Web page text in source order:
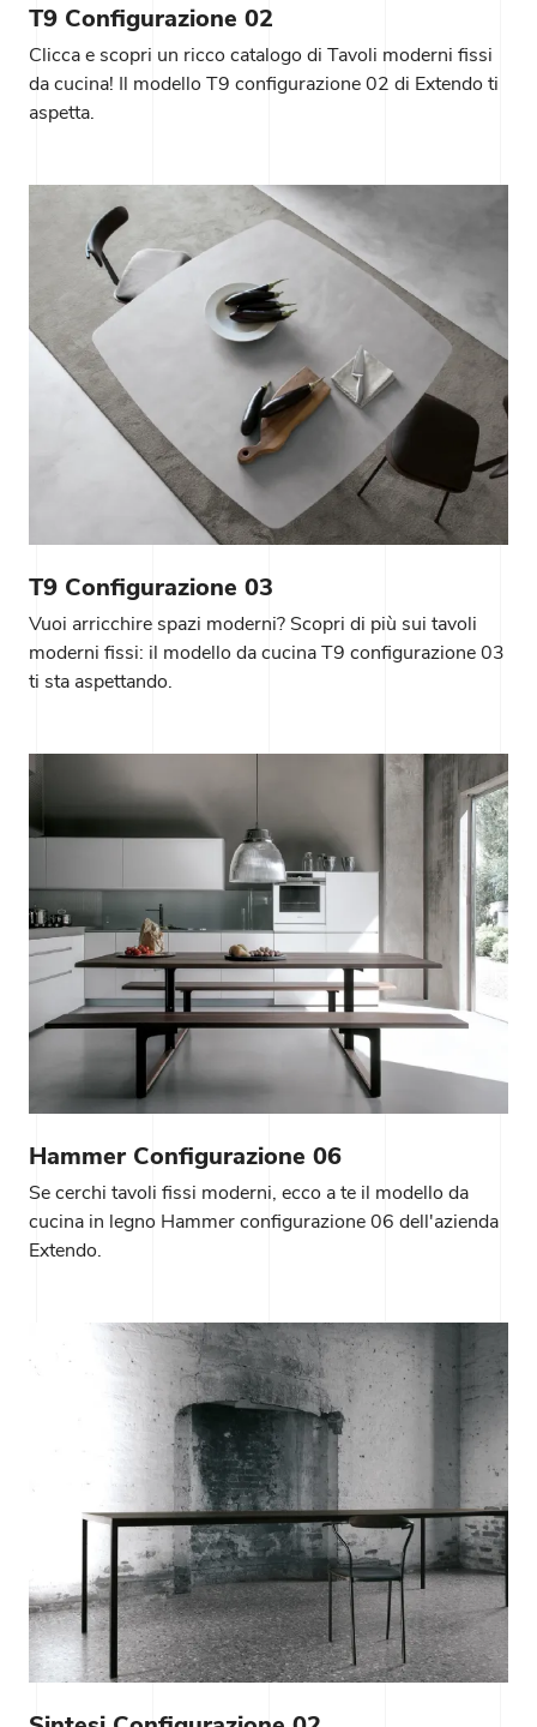
T9 Configurazione 02
Clicca e scopri un ricco catalogo di Tavoli moderni fissi
da cucina! Il modello T9 configurazione 02 di Extendo ti
aspetta.
T9 Configurazione 03
Vuoi arricchire spazi moderni? Scopri di più sui tavoli
moderni fissi: il modello da cucina T9 configurazione 03
ti sta aspettando.
Hammer Configurazione 06
Se cerchi tavoli fissi moderni, ecco a te il modello da
cucina in legno Hammer configurazione 06 dell'azienda
Extendo.